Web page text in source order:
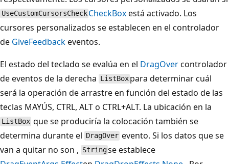
UseCustomCursorsCheck CheckBoxestá activado. Los
cursores personalizados se establecen en el controlador
de GiveFeedbackeventos.
El estado del teclado se evalúa en el DragOvercontrolador
de eventos de la derecha ListBox para determinar cuál
será la operación de arrastre en función del estado de las
teclas MAYÚS, CTRL, ALT o CTRL+ALT. La ubicación en la
ListBox que se produciría la colocación también se
determina durante el DragOver evento. Si los datos que se
van a quitar no son , Stringse establece